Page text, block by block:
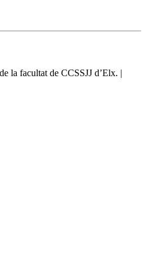
la facultat de CCSSJJ d’Elx. |